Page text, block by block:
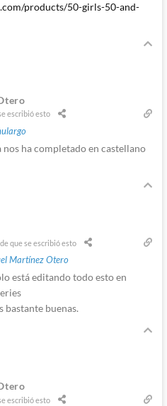
products/50-girls-50-and-
escribió esto
ha completado en castellano
que se escribió esto
Martínez Otero
está editando todo esto en
bastante buenas.
escribió esto